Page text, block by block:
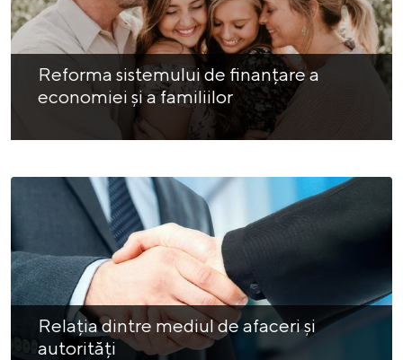
Reforma sistemului de finanțare a
economiei și a familiilor
Relația dintre mediul de afaceri și
autorități